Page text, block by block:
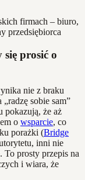
prosić o
nie z braku
sobie sam”
pokazują, że aż
o wsparcie, co
porażki (Bridge
inni nie
To prosty przepis na
i wiara, że